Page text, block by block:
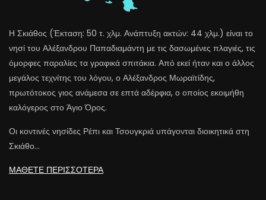
Η Σκιάθος (Έκταση: 50 τ. χλμ. Ανάπτυξη ακτών: 44 χλμ.) είναι το
νησί του Αλέξανδρου Παπαδιαμάντη με τις δασωμένες πλαγιές, τις
όμορφες παραλίες τα γραφικά σπιτάκια. Από εκεί ήταν και ο άλλος
μεγάλος τεχνίτης του λόγου, ο Αλέξανδρος Μωραϊτίδης,
πρωτότοκος γιος ανάμεσα σε επτά αδέρφια, ο οποίος εκοιμήθη
καλόγερος στο Άγιο Όρος.
Οι κοντινές νησίδες Ρέπι και Τσουγκριά υπάγονται διοικητικά στη
Σκιάθο…
ΜΑΘΕΤΕ ΠΕΡΙΣΣΟΤΕΡΑ